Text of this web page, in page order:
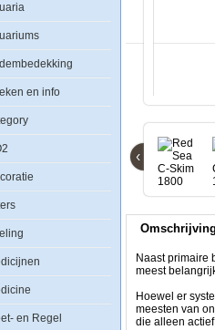
en info
en Regel
Skim
Protein
Skimmer
Naast
biologische
filtratie
schuim
fractioneren,
beter
‹
Omschrijving
Naast primaire
meest
Hoewel er
meesten van
die alleen